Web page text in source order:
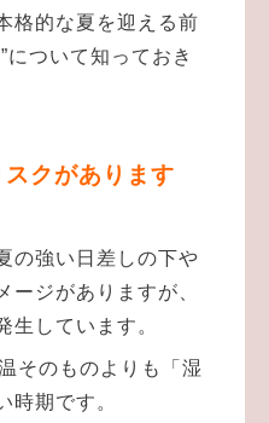
格的な夏を迎える前
について知っておき
クがあります
の強い日差しの下や
ージがありますが、
生しています。
そのものよりも「湿
時期です。